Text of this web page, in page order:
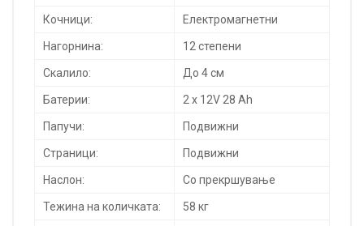
Кочници: Електромагнетни
Нагорнина: 12 степени
Скалило: До 4 см
Батерии: 2 x 12V 28 Ah
Папучи: Подвижни
Страници: Подвижни
Наслон: Со прекршување
Тежина на количката: 58 кг